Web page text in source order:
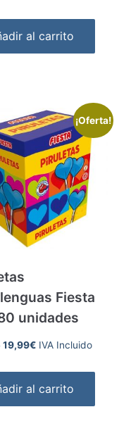
original
era:
actual
es:
al carrito
¡Oferta!
Fiesta
unidades
El
original
era:
19,99€El
actual
es:
IVA Incluido
al carrito